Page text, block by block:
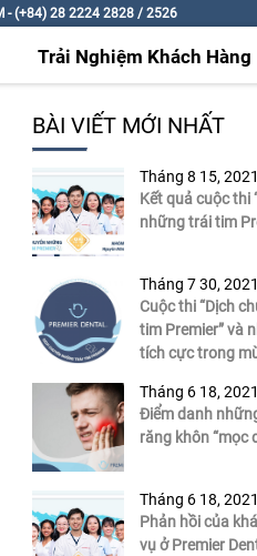
- (+84) 28 2224 2828 / 2526
Trải Nghiệm Khách Hàng
BÀI VIẾT MỚI NHẤT
Tháng 8 15, 2021
Kết quả cuộc thi
những trái tim
Tháng 7 30, 2021
Cuộc thi “Dịch
tim Premier” và
tích cực trong
Tháng 6 18, 2021
Điểm danh
răng khôn “mọc
Tháng 6 18, 2021
Phản hồi của
vụ ở Premier